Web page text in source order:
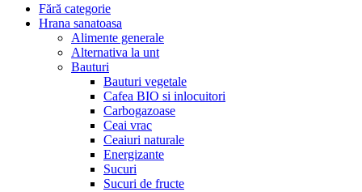
Fără categorie
Hrana sanatoasa
Alimente generale
Alternativa la unt
Bauturi
Bauturi vegetale
Cafea BIO si inlocuitori
Carbogazoase
Ceai vrac
Ceaiuri naturale
Energizante
Sucuri
Sucuri de fructe